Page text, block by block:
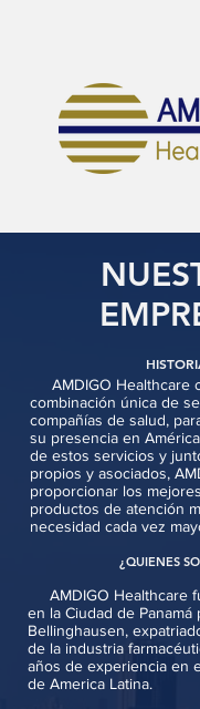
¿QUIENES
AMDIGO Healthcare
en la Ciudad de Panamá
Bellinghausen,
de la industria
años de experiencia en
de America Latina.
AMDIGO Healthcare
combinación única de
compañías de salud,
su presencia en
de estos servicios y
propios y asociados,
proporcionar los
productos de atención
necesidad cada vez